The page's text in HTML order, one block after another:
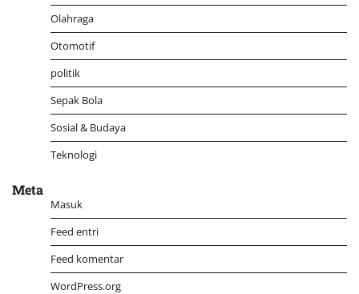
Olahraga
Otomotif
politik
Sepak Bola
Sosial & Budaya
Teknologi
Meta
Masuk
Feed entri
Feed komentar
WordPress.org